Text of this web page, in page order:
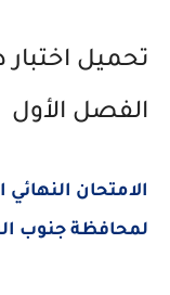
تحميل
الفصل الأول
الامتحان
لمحافظة جنوب